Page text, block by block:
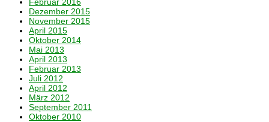
Dezember 2015
November 2015
April 2015
Oktober 2014
Mai 2013
April 2013
Februar 2013
Juli 2012
April 2012
März 2012
September 2011
Oktober 2010